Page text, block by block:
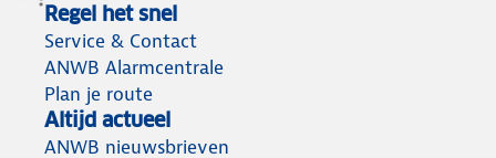
Regel het snel
Service & Contact
ANWB Alarmcentrale
Plan je route
Altijd actueel
ANWB nieuwsbrieven